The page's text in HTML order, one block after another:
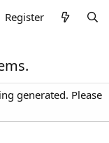
Register
generated. Please